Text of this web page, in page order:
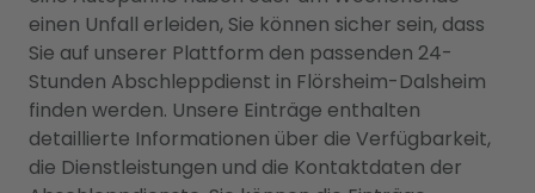
einen Unfall erleiden, Sie können sicher sein, dass
Sie auf unserer Plattform den passenden 24-
Stunden Abschleppdienst in Flörsheim-Dalsheim
finden werden. Unsere Einträge enthalten
detaillierte Informationen über die Verfügbarkeit,
die Dienstleistungen und die Kontaktdaten der